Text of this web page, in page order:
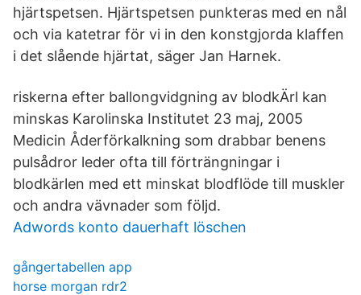
hjärtspetsen. Hjärtspetsen punkteras med en nål
och via katetrar för vi in den konstgjorda klaffen
i det slående hjärtat, säger Jan Harnek.
riskerna efter ballongvidgning av blodkÄrl kan
minskas Karolinska Institutet 23 maj, 2005
Medicin Åderförkalkning som drabbar benens
pulsådror leder ofta till förträngningar i
blodkärlen med ett minskat blodflöde till muskler
och andra vävnader som följd.
Adwords konto dauerhaft löschen
gångertabellen app
horse morgan rdr2